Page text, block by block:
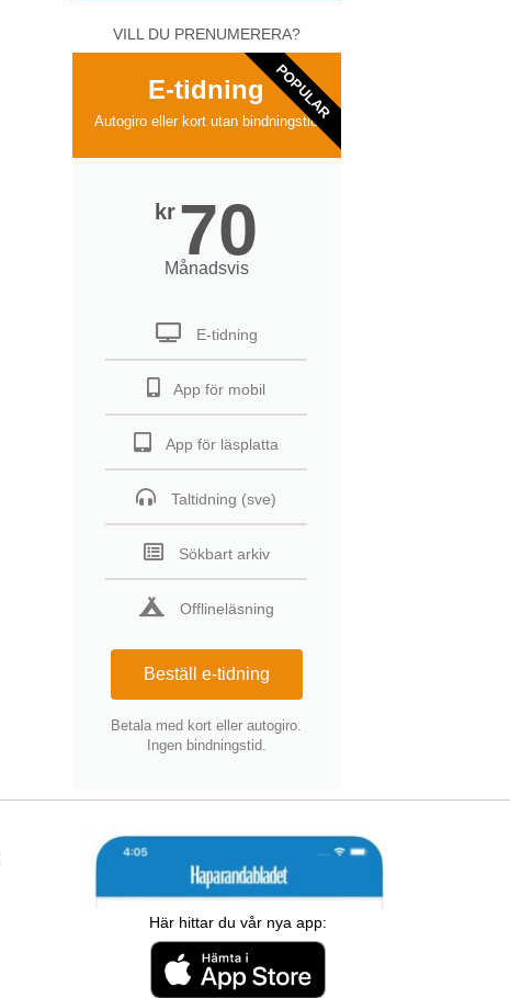
VILL DU PRENUMERERA?
E-tidning
Autogiro eller kort utan bindningstid
kr 70
Månadsvis
E-tidning
App för mobil
App för läsplatta
Taltidning (sve)
Sökbart arkiv
Offlineläsning
Beställ e-tidning
Betala med kort eller autogiro.
Ingen bindningstid.
POPULAR
Här hittar du vår nya app: